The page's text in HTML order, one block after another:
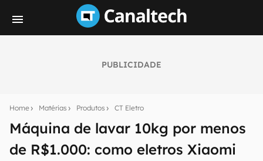
PUBLICIDADE
Home Matérias Produtos CT Eletro
Máquina de lavar 10kg por menos
de R$1.000: como eletros Xiaomi
notícias e reviews sobre tecnologia em primeira
E-mail